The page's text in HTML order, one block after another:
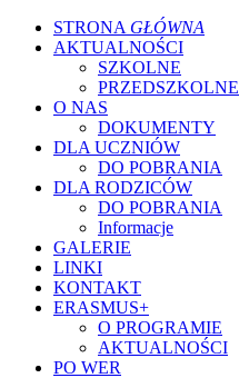
STRONA GŁÓWNA
AKTUALNOŚCI
SZKOLNE
PRZEDSZKOLNE
O NAS
DOKUMENTY
DLA UCZNIÓW
DO POBRANIA
DLA RODZICÓW
DO POBRANIA
Informacje
GALERIE
LINKI
KONTAKT
ERASMUS+
O PROGRAMIE
AKTUALNOŚCI
PO WER